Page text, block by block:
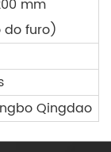
mm
do furo)
Qingdao